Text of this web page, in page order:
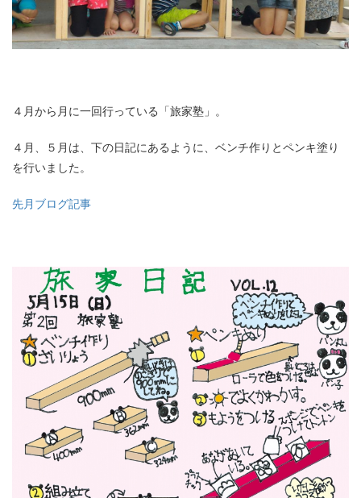
４月から月に一回行っている「旅家塾」。
４月、５月は、下の日記にあるように、ベンチ作りとペンキ塗り
を行いました。
先月ブログ記事